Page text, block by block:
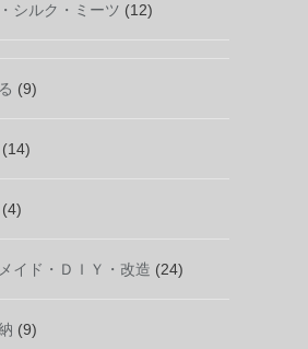
シルク・ミーツ (12)
(9)
(14)
(4)
イド・ＤＩＹ・改造 (24)
(9)